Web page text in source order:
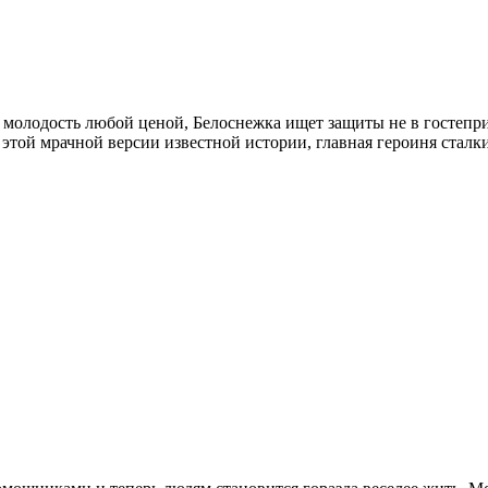
любой ценой, Белоснежка ищет защиты не в
мрачной версии известной истории, главная героиня